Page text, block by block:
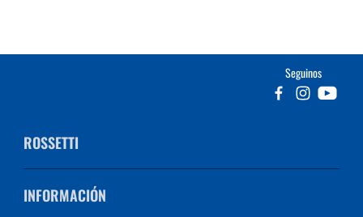
Seguinos
ROSSETTI
INFORMACIÓN